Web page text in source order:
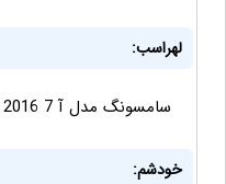
لهراسب:
سامسونگ مدل آ 7 2016 بخرین عالیه عالیه عالیه
خودشم: